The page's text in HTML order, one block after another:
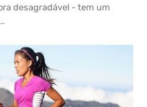
desagradável - tem um